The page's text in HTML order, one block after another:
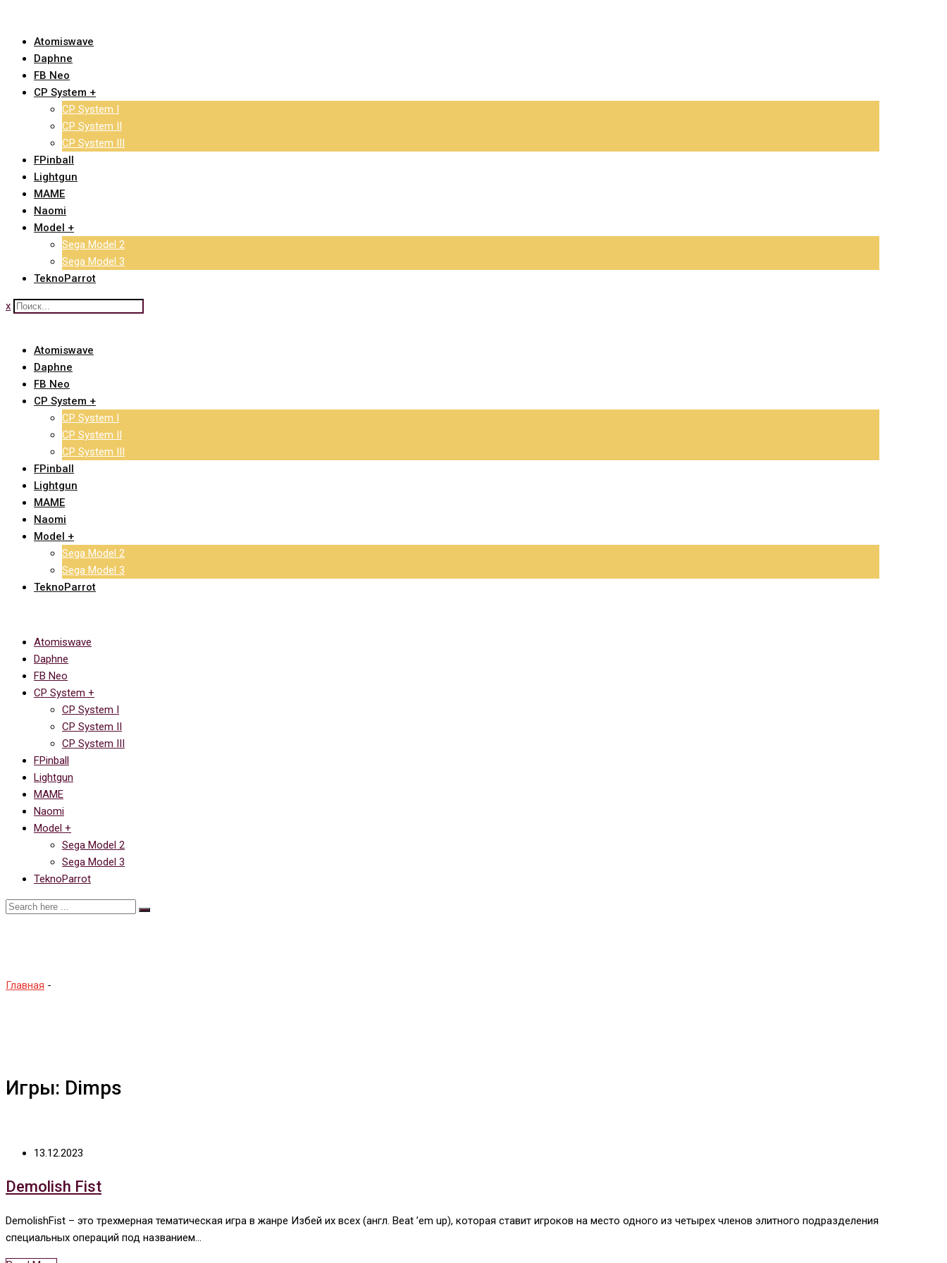
contentAtomiswave
Daphne
FB Neo
CP System +
CP System I
CP System II
CP System III
FPinball
Lightgun
MAME
Naomi
Model +
Sega Model 2
Sega Model 3
TeknoParrot
x
Atomiswave
Daphne
FB Neo
CP System +
CP System I
CP System II
CP System III
FPinball
Lightgun
MAME
Naomi
Model +
Sega Model 2
Sega Model 3
TeknoParrot
Atomiswave
Daphne
FB Neo
CP System +
CP System I
CP System II
CP System III
FPinball
Lightgun
MAME
Naomi
Model +
Sega Model 2
Sega Model 3
TeknoParrot
Главная -
Игры: Dimps
13.12.2023
Demolish Fist
DemolishFist – это трехмерная тематическая игра в жанре Избей их всех (англ. Beat ’em up), которая ставит игроков на место одного из четырех членов элитного подразделения
специальных операций под названием…